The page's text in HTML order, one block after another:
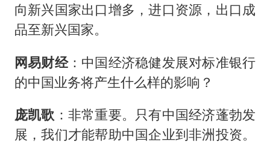
向新兴国家出口增多，进口资源，出口成
品至新兴国家。
网易财经：中国经济稳健发展对标准银行
的中国业务将产生什么样的影响？
庞凯歌 ：非常重要。只有中国经济蓬勃发
展，我们才能帮助中国企业到非洲投资。